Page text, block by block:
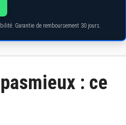
Garantie de remboursement 30 jours.
: ce